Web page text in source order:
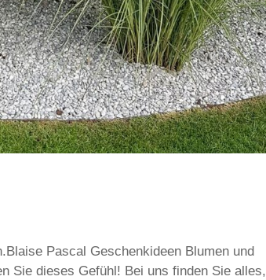
Pascal Geschenkideen Blumen und
Sie dieses Gefühl! Bei uns finden Sie alles,